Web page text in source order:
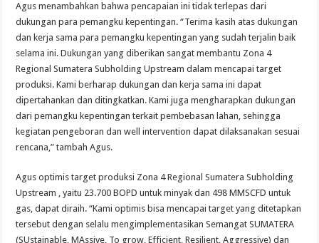
Agus menambahkan bahwa pencapaian ini tidak terlepas dari
dukungan para pemangku kepentingan. “Terima kasih atas dukungan
dan kerja sama para pemangku kepentingan yang sudah terjalin baik
selama ini. Dukungan yang diberikan sangat membantu Zona 4
Regional Sumatera Subholding Upstream dalam mencapai target
produksi. Kami berharap dukungan dan kerja sama ini dapat
dipertahankan dan ditingkatkan. Kami juga mengharapkan dukungan
dari pemangku kepentingan terkait pembebasan lahan, sehingga
kegiatan pengeboran dan well intervention dapat dilaksanakan sesuai
rencana,” tambah Agus.
Agus optimis target produksi Zona 4 Regional Sumatera Subholding
Upstream , yaitu 23.700 BOPD untuk minyak dan 498 MMSCFD untuk
gas, dapat diraih. “Kami optimis bisa mencapai target yang ditetapkan
tersebut dengan selalu mengimplementasikan Semangat SUMATERA
(SUstainable, MAssive, To grow, Efficient, Resilient, Aggressive) dan